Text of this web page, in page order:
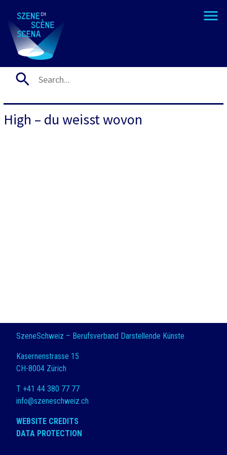
High – du weisst wovon
SzeneSchweiz – Berufsverband Darstellende Künste
Kasernenstrasse 15
CH-8004 Zürich
T +41 44 380 77 77
info@szeneschweiz.ch
WEBSITE CREDITS
DATA PROTECTION